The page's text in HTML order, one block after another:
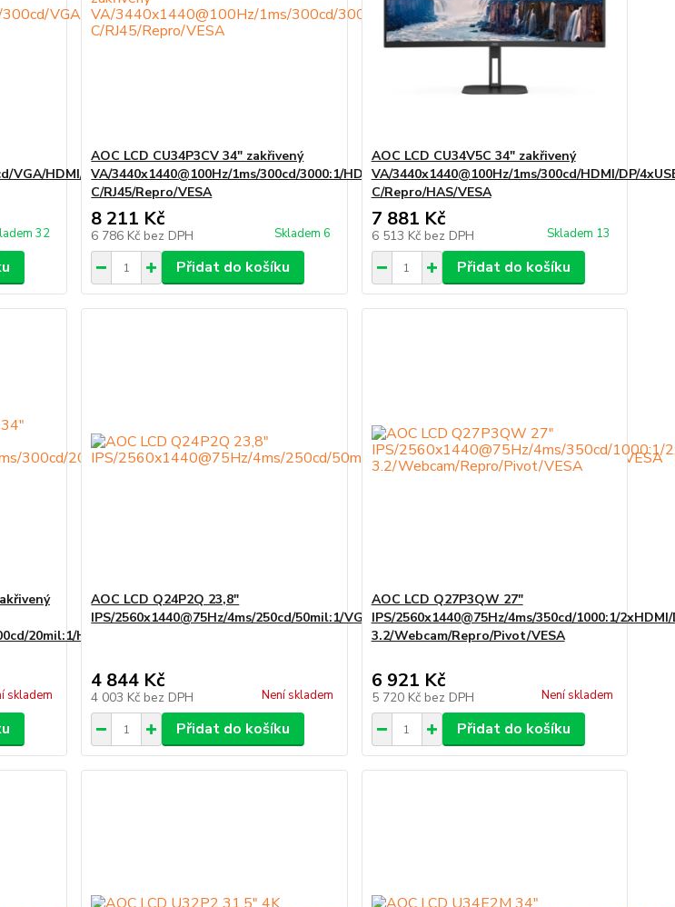
VGA/HDMI/DP/Repro/Pivot/VESA
32
AOC LCD CU34P3CV 34" zakřivený
VA/3440x1440@100Hz/1ms/300cd/3000:1/HDMI/DP/4xUSB/USB-
C/RJ45/Repro/VESA
8 211 Kč
6 786 Kč bez DPH Skladem 6
Přidat do košíku
AOC LCD CU34V5C 34" zakřivený
VA/3440x1440@100Hz/1ms/300cd/HDMI/DP/
C/Repro/HAS/VESA
7 881 Kč
6 513 Kč bez DPH Skladem 13
Přidat do košíku
20mil:1/HDMI/DP/4xUSB/USB-
skladem
AOC LCD Q24P2Q 23,8"
IPS/2560x1440@75Hz/4ms/250cd/50mil:1/VGA/HDMI/DP/4xUSB/Repro/Pivot/VESA
4 844 Kč
4 003 Kč bez DPH Není skladem
Přidat do košíku
AOC LCD Q27P3QW 27"
IPS/2560x1440@75Hz/4ms/350cd/1000:1/2xHDMI/
3.2/Webcam/Repro/Pivot/VESA
6 921 Kč
5 720 Kč bez DPH Není skladem
Přidat do košíku